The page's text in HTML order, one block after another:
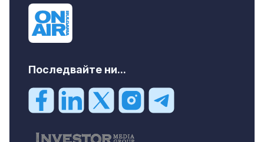
Последвайте ни...